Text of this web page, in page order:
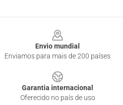
Envio mundial
Enviamos para mais de 200 países
Garantia internacional
Oferecido no país de uso